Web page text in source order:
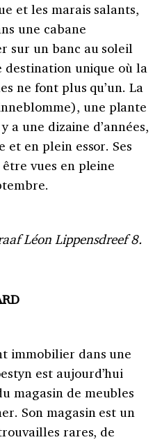
et les marais salants,
une cabane
sur un banc au soleil
destination unique où la
ne font plus qu’un. La
une plante
une dizaine d’années,
et en plein essor. Ses
vues en pleine
Léon Lippensdreef 8.
immobilier dans une
est aujourd’hui
magasin de meubles
Son magasin est un
rares, de